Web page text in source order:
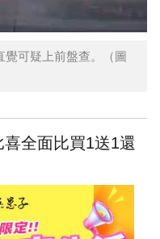
可疑上前盤查。（圖
全面比買1送1還